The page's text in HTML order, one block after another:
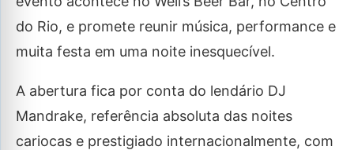
do Rio, e promete reunir música, performance e
muita festa em uma noite inesquecível.
A abertura fica por conta do lendário DJ
Mandrake, referência absoluta das noites
cariocas e prestigiado internacionalmente, com